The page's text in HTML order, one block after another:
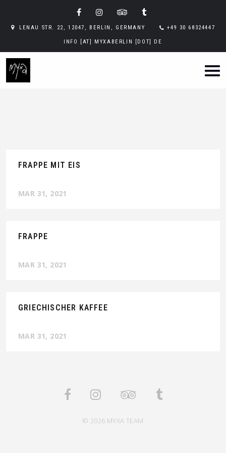
LENAU STR. 22, 12047, BERLIN, GERMANY +49 30 68324447
INFO [AT] MYXABERLIN [DOT] DE
FRAPPE MIT EIS
MAR 31, 2021
FRAPPE
MAR 31, 2021
GRIECHISCHER KAFFEE
MAR 31, 2021
© 2026 MYXA TEAM